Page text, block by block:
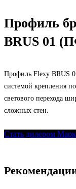
Профиль
BRUS 01
Профиль Flexy BRUS
системой крепления
светового перехода
сложных стен.
Стать дилером